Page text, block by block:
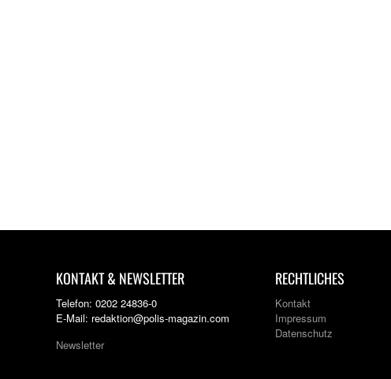
KONTAKT & NEWSLETTER
Telefon: 0202 24836-0
E-Mail: redaktion@polis-magazin.com
Newsletter
RECHTLICHES
Kontakt
Impressum
Datenschutz